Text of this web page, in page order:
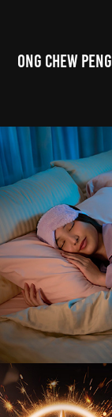
ONG CHEW PENG